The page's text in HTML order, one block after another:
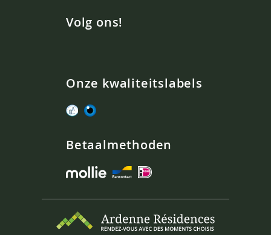
Volg ons!
Onze kwaliteitslabels
Betaalmethoden